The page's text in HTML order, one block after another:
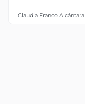
Claudia Franco Alcántara